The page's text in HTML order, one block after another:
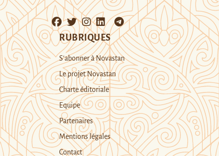
RUBRIQUES
S’abonner à Novastan
Le projet Novastan
Charte éditoriale
Equipe
Partenaires
Mentions légales
Contact